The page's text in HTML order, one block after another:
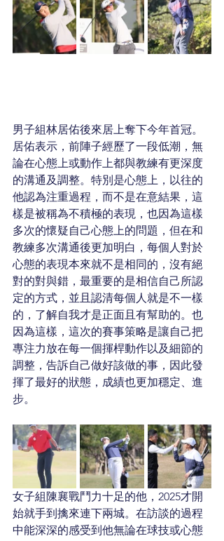
男子組林居佑後來居上奪下今年首冠。
居佑表示，前陣子經歷了一段低潮，無
論在心態上或動作上都與教練有更深度
的溝通及調整。特別是心態上，以往的
他認為注重過程，而不是在意結果，這
樣是被稱為不積極的表現，也因為這樣
多次的懷疑自己心態上的問題，但在和
教練多次溝通後更加明白，每個人對於
心態的表現本來就不是相同的，沒有絕
對的對與錯，最重要的是相信自己所認
定的方式，並且認清每個人就是不一樣
的，了解自我才是正面且有幫助的。也
因為這樣，這次的賽事策略是讓自己把
專注力放在每一個揮桿動作以及細節的
調整，告訴自己做好該做的事，因此發
揮了最好的狀態，成績也更加穩定、進
步。
女子組陳襄戰鬥力十足的他，2025才開
始就手到擒來連下兩城。在訪談的過程
中能深深的感受到他無論在球技或心態